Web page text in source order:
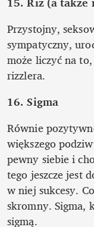
Przystojny,
sympatyczny,
może liczyć na
rizzlera.
16. Sigma
Równie
większego
pewny siebie i
tego jeszcze jest
w niej sukcesy.
skromny. Sigma,
sigmą.